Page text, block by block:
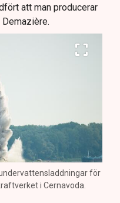
att man producerar
för
i Cernavoda.